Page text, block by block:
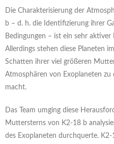
Die Charakterisierung der
b – d. h. die Identifizierung ihrer
Bedingungen – ist ein sehr
Allerdings stehen diese Planeten
Schatten ihrer viel größeren
Atmosphären von Exoplaneten
macht.
Das Team umging diese
Muttersterns von K2-18 b
des Exoplaneten durchquerte.